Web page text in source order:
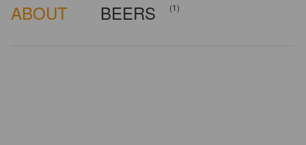
ABOUT BEERS (1)